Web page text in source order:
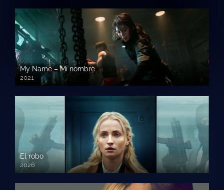
My Name – Mi nombre
2021
El robo
2026